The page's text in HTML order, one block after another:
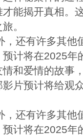
能揭开真相。
。
，还有许多其他
计将在2025年
和爱情的故事
片预计将给观
，还有许多其他
计将在2025年